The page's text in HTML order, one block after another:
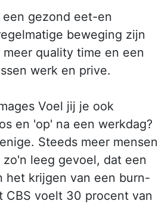
gezond eet-en
beweging zijn
quality time en een
werk en prive.
Voel jij je ook
en 'op' na een werkdag?
Steeds meer mensen
leeg gevoel, dat een
het krijgen van een burn-
CBS voelt 30 procent van